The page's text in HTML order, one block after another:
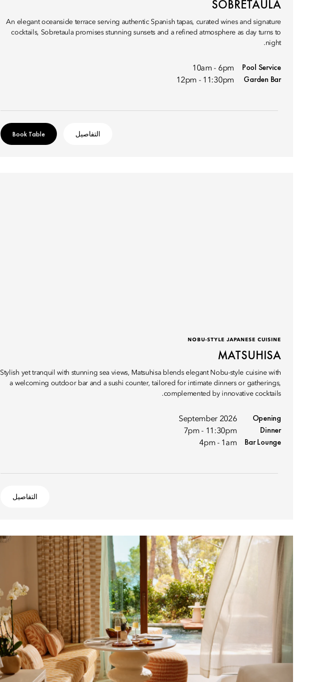
SOBRETAULA
An elegant oceanside terrace serving authentic Spanish tapas, curated wines and signature
cocktails, Sobretaula promises stunning sunsets and a refined atmosphere as day turns to
night.
Pool Service
10am - 6pm
Garden Bar
12pm - 11:30pm
التفاصيل Book Table
NOBU-STYLE JAPANESE CUISINE
MATSUHISA
Stylish yet tranquil with stunning sea views, Matsuhisa blends elegant Nobu-style cuisine with
a welcoming outdoor bar and a sushi counter, tailored for intimate dinners or gatherings,
complemented by innovative cocktails.
Opening
September 2026
Dinner
7pm - 11:30pm
Bar Lounge
4pm - 1am
التفاصيل